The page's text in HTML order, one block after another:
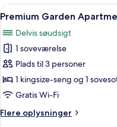
Indlæs
alle
billeder
af
Premium
Garden
Apartment
One
7
Premium Garden
Delvis søudsigt
1 soveværelse
Plads til 3 personer
1 kingsize-seng og 1
Gratis Wi-Fi
Flere oplysninger
Flere